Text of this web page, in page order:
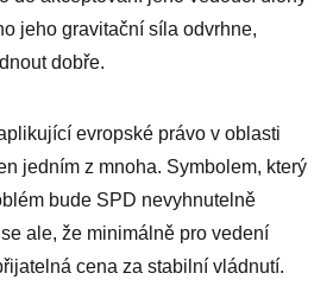
jeho gravitační síla odvrhne,
dobře.
evropské právo v oblasti
jedním z mnoha. Symbolem, který
bude SPD nevyhnutelně
ale, že minimálně pro vedení
cena za stabilní vládnutí.